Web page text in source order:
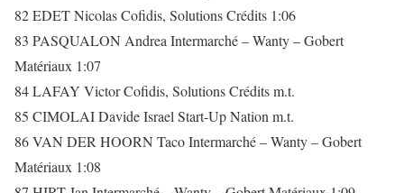
82 EDET Nicolas Cofidis, Solutions Crédits 1:06
83 PASQUALON Andrea Intermarché – Wanty – Gobert
Matériaux 1:07
84 LAFAY Victor Cofidis, Solutions Crédits m.t.
85 CIMOLAI Davide Israel Start-Up Nation m.t.
86 VAN DER HOORN Taco Intermarché – Wanty – Gobert
Matériaux 1:08